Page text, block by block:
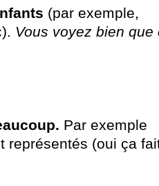
(par exemple,
Vous voyez bien que
Par exemple
représentés (oui ça